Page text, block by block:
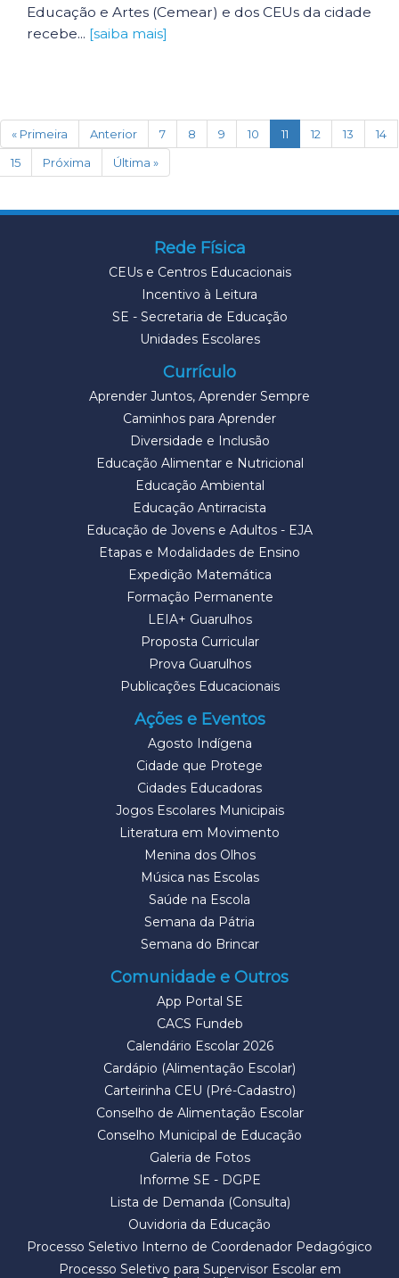
Educação e Artes (Cemear) e dos CEUs da cidade
recebe... [saiba mais]
« Primeira Anterior 7 8 9 10 11 (current)
12 13
14
15
Próxima Última »
Rede Física
CEUs e Centros Educacionais
Incentivo à Leitura
SE - Secretaria de Educação
Unidades Escolares
Currículo
Aprender Juntos, Aprender Sempre
Caminhos para Aprender
Diversidade e Inclusão
Educação Alimentar e Nutricional
Educação Ambiental
Educação Antirracista
Educação de Jovens e Adultos - EJA
Etapas e Modalidades de Ensino
Expedição Matemática
Formação Permanente
LEIA+ Guarulhos
Proposta Curricular
Prova Guarulhos
Publicações Educacionais
Ações e Eventos
Agosto Indígena
Cidade que Protege
Cidades Educadoras
Jogos Escolares Municipais
Literatura em Movimento
Menina dos Olhos
Música nas Escolas
Saúde na Escola
Semana da Pátria
Semana do Brincar
Comunidade e Outros
App Portal SE
CACS Fundeb
Calendário Escolar 2026
Cardápio (Alimentação Escolar)
Carteirinha CEU (Pré-Cadastro)
Conselho de Alimentação Escolar
Conselho Municipal de Educação
Galeria de Fotos
Informe SE - DGPE
Lista de Demanda (Consulta)
Ouvidoria da Educação
Processo Seletivo Interno de Coordenador Pedagógico
Processo Seletivo para Supervisor Escolar em